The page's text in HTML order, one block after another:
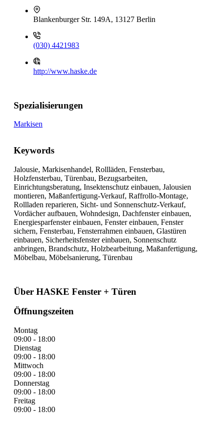
Blankenburger Str. 149A, 13127 Berlin
(030) 4421983
http://www.haske.de
Spezialisierungen
Markisen
Keywords
Jalousie, Markisenhandel, Rollläden, Fensterbau,
Holzfensterbau, Türenbau, Bezugsarbeiten,
Einrichtungsberatung, Insektenschutz einbauen, Jalousien
montieren, Maßanfertigung-Verkauf, Raffrollo-Montage,
Rollladen reparieren, Sicht- und Sonnenschutz-Verkauf,
Vordächer aufbauen, Wohndesign, Dachfenster einbauen,
Energiesparfenster einbauen, Fenster einbauen, Fenster
sichern, Fensterbau, Fensterrahmen einbauen, Glastüren
einbauen, Sicherheitsfenster einbauen, Sonnenschutz
anbringen, Brandschutz, Holzbearbeitung, Maßanfertigung,
Möbelbau, Möbelsanierung, Türenbau
Über HASKE Fenster + Türen
Öffnungszeiten
Montag
09:00 - 18:00
Dienstag
09:00 - 18:00
Mittwoch
09:00 - 18:00
Donnerstag
09:00 - 18:00
Freitag
09:00 - 18:00